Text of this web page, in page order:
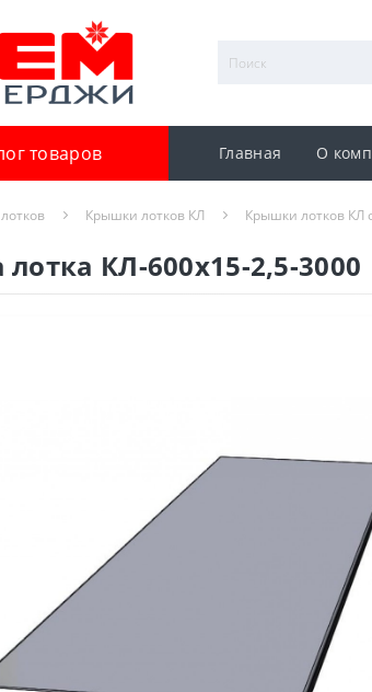
товаров Главная О
Крышки лотков КЛ Крышки лотков КЛ
КЛ-600х15-2,5-3000